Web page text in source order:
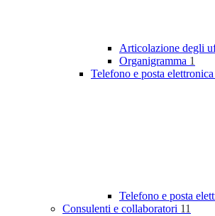
Articolazione degli
Organigramma 1
Telefono e posta elettronica
Telefono e posta
Consulenti e collaboratori 11